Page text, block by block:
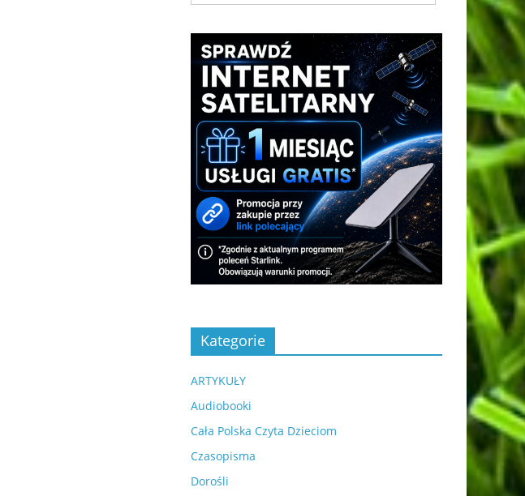
Kategorie
ARTYKUŁY
Audiobooki
Cała Polska Czyta Dzieciom
Czasopisma
Dorośli